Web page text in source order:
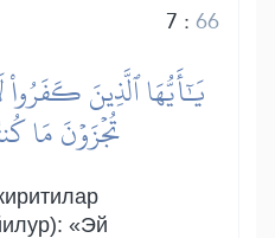
7 :66
يَٰٓأَيُّهَا ٱلَّذِينَ كَفَرُواْ
تُجۡزَوۡنَ مَا
«Эй